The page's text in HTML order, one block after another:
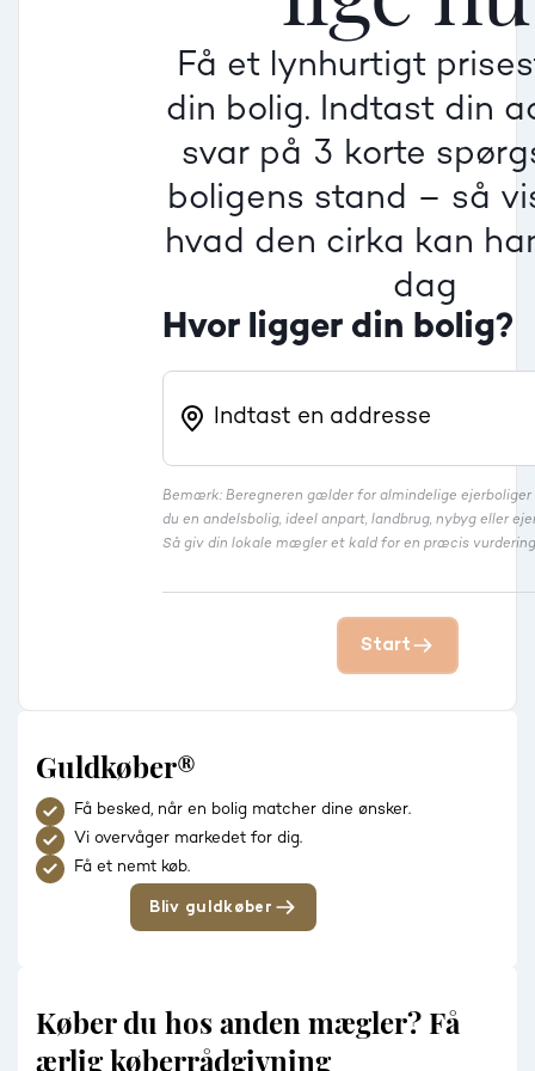
Få et lynhurtigt
din bolig. Indtast din
svar på 3 korte
boligens stand – så
hvad den cirka kan
dag
Hvor ligger din bolig?
Bemærk: Beregneren gælder for almindelige ejerboliger
du en andelsbolig, ideel anpart, landbrug, nybyg eller
Så giv din lokale mægler et kald for en præcis
Dårlig
Dårlig
Dårlig
Villa
Beregner pris
Start
Guldkøber®
Få besked, når en bolig matcher dine ønsker.
Vi overvåger markedet for dig.
Få et nemt køb.
Bliv guldkøber
Køber du hos anden mægler? Få
ærlig køberrådgivning